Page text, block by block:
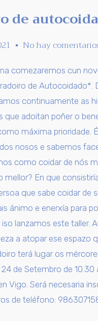
de
No hay
comezaremos cun
de Autocoidado*.
continuamente as
que adoitan poñer o
máxima prioridade.
nosos e sabemos
como coidar de nós
mellor? En que
que sabe coidar de
ánimo e enerxía para
lanzamos este taller.
a atopar ese espazo
terá lugar os
de Setembro de 10.30
Vigo. Será necesaria
de teléfono: